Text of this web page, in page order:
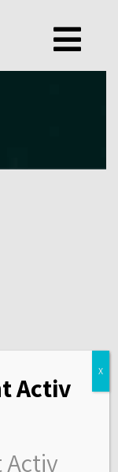
Activ
Activ
X